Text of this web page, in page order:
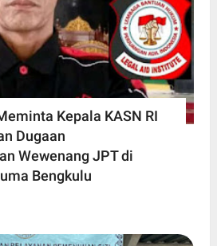
Kepala KASN RI
Dugaan
Wewenang JPT di
Bengkulu